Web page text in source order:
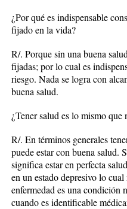
¿Por qué es indispensable
fijado en la vida?
R/. Porque sin una buena
fijadas; por lo cual es
riesgo. Nada se logra con
buena salud.
¿Tener salud es lo mismo que
R/. En términos generales
puede estar con buena salud.
significa estar en perfecta
en un estado depresivo lo
enfermedad es una condición
cuando es identificable